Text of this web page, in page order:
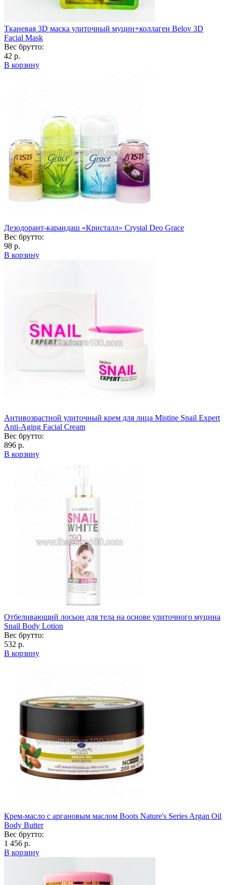
Тканевая 3D маска улиточный муцин+коллаген Belov 3D
Facial Mask
Вес брутто:
42 р.
В корзину
Дезодорант-карандаш «Кристалл» Crystal Deo Grace
Вес брутто:
98 р.
В корзину
Антивозрастной улиточный крем для лица Mistine Snail Expert
Anti-Aging Facial Cream
Вес брутто:
896 р.
В корзину
Отбеливающий лосьон для тела на основе улиточного муцина
Snail Body Lotion
Вес брутто:
532 р.
В корзину
Крем-масло с аргановым маслом Boots Nature's Series Argan Oil
Body Butter
Вес брутто:
1 456 р.
В корзину